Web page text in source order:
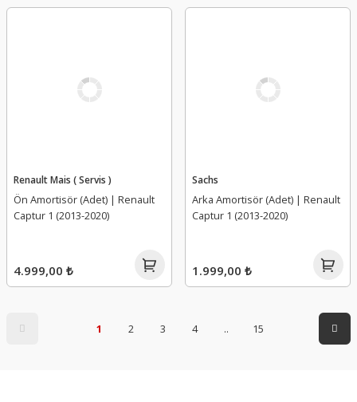
Renault Mais ( Servis )
Ön Amortisör (Adet) | Renault
Captur 1 (2013-2020)
4.999,00 ₺
Sachs
Arka Amortisör (Adet) | Renault
Captur 1 (2013-2020)
1.999,00 ₺
1 2 3 4 .. 15